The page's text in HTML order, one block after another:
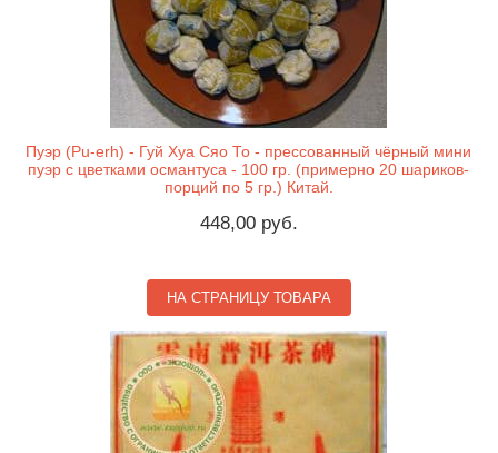
Пуэр (Pu-erh) - Гуй Хуа Сяо То - прессованный чёрный мини
пуэр с цветками османтуса - 100 гр. (примерно 20 шариков-
порций по 5 гр.) Китай.
448,00 руб.
НА СТРАНИЦУ ТОВАРА